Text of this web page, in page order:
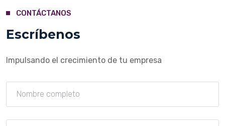
CONTÁCTANOS
Escríbenos
Impulsando el crecimiento de tu empresa